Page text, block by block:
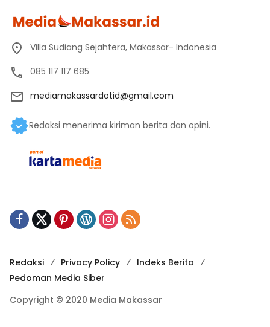
Villa Sudiang Sejahtera, Makassar- Indonesia
085 117 117 685
mediamakassardotid@gmail.com
Redaksi menerima kiriman berita dan opini.
Redaksi Privacy Policy
Indeks Berita
Pedoman Media Siber
Copyright © 2020 Media Makassar